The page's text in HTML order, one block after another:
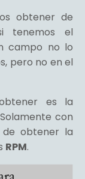
obtener de
tenemos el
campo no lo
pero no en el
es la
con
de obtener la
RPM.